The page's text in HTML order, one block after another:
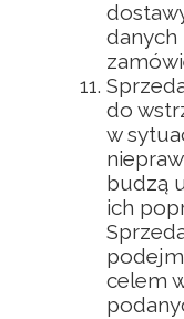
danych
do
w
budzą
ich
celem